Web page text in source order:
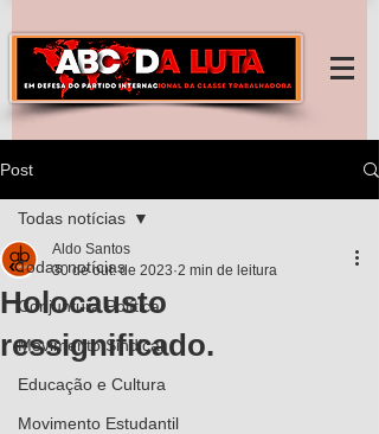
Post
Todas notícias
Conjuntura Política
Movimento Sindical
Educação e Cultura
Movimento Estudantil
Todas notícias
Holocausto
ressignificado.
Aldo Santos
30 de out. de 2023 2 min de leitura